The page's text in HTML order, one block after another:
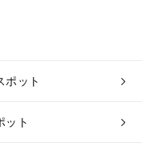
ポット
ット